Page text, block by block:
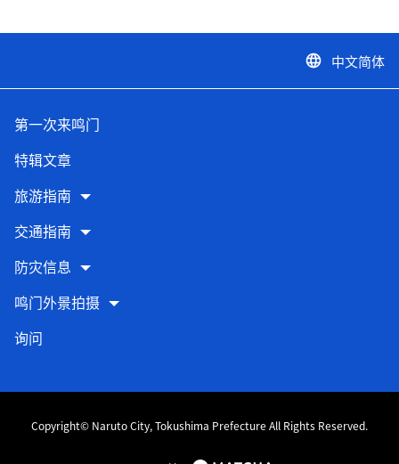
language 中文简体
第一次来鸣门
特辑文章
旅游指南
交通指南
防灾信息
鸣门外景拍摄
询问
Copyright© Naruto City, Tokushima Prefecture All Rights Reserved.